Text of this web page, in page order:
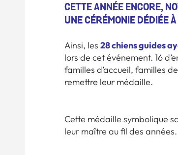
CETTE ANNÉE ENCORE,
UNE CÉRÉMONIE DÉDIÉE
Ainsi, les 28 chiens guides
lors de cet événement. 16
familles d’accueil, familles
remettre leur médaille.
Cette médaille symbolique
leur maître au fil des années.